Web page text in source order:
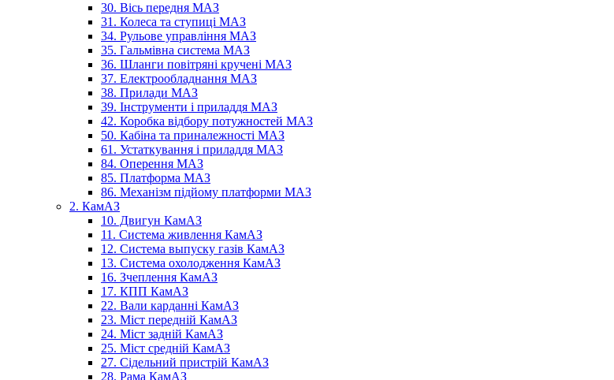
30. Вісь передня МАЗ
31. Колеса та ступиці МАЗ
34. Рульове управління МАЗ
35. Гальмівна система МАЗ
36. Шланги повітряні кручені МАЗ
37. Електрообладнання МАЗ
38. Прилади МАЗ
39. Інструменти і приладдя МАЗ
42. Коробка відбору потужностей МАЗ
50. Кабіна та приналежності МАЗ
61. Устаткування і приладдя МАЗ
84. Оперення МАЗ
85. Платформа МАЗ
86. Механізм підйому платформи МАЗ
2. КамАЗ
10. Двигун КамАЗ
11. Система живлення КамАЗ
12. Система выпуску газів КамАЗ
13. Система охолодження КамАЗ
16. Зчеплення КамАЗ
17. КПП КамАЗ
22. Вали карданні КамАЗ
23. Міст передній КамАЗ
24. Міст задній КамАЗ
25. Міст средній КамАЗ
27. Сідельний пристрій КамАЗ
28. Рама КамАЗ